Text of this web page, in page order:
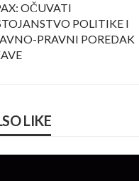
OČUVATI
POLITIKE I
PRAVNI POREDAK
LIKE